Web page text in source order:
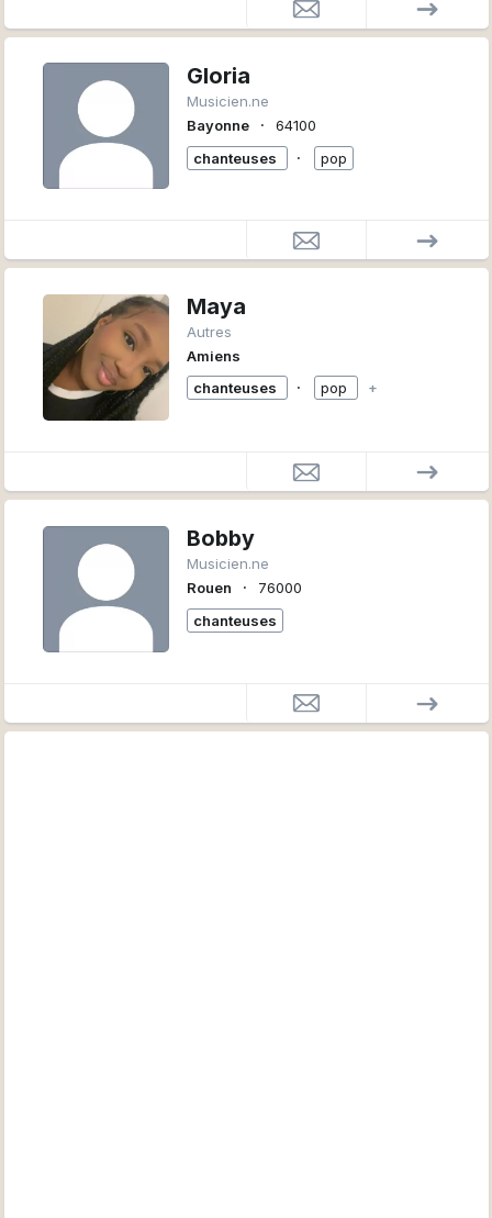
Gloria
Musicien.ne
Bayonne
∙
64100
chanteuses
∙ pop
Maya
Autres
Amiens
chanteuses
∙ pop +
Bobby
Musicien.ne
Rouen
∙
76000
chanteuses